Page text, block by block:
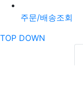
주문/배송조회
TOP DOWN